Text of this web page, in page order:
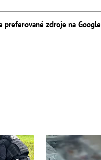
preferované zdroje na Google